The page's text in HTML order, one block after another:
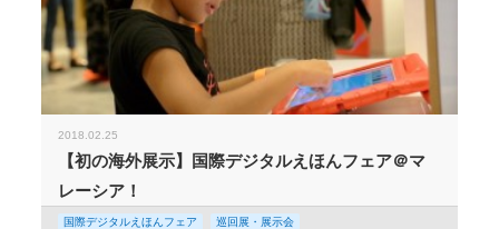
2018.02.25
【初の海外展示】国際デジタルえほんフェア＠マ
レーシア！
国際デジタルえほんフェア 巡回展・展示会